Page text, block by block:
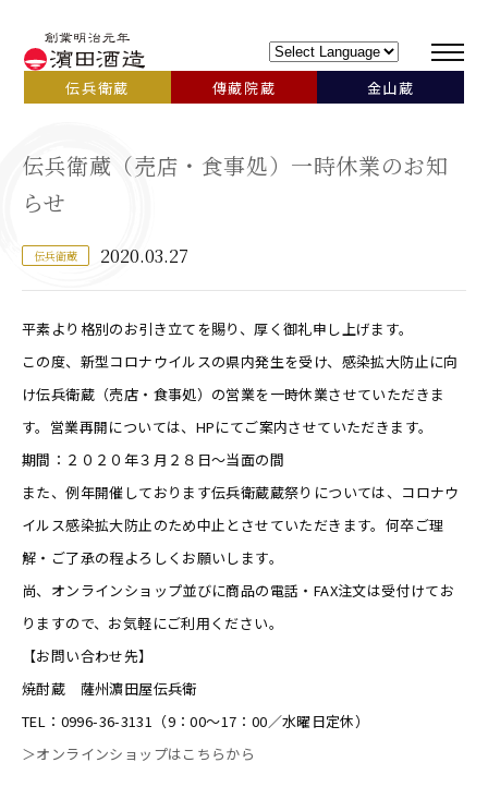
伝兵衛蔵 傳藏院蔵 金山蔵
伝兵衛蔵（売店・食事処）一時休業のお知
らせ
伝兵衛蔵 2020.03.27
平素より格別のお引き立てを賜り、厚く御礼申し上げます。
この度、新型コロナウイルスの県内発生を受け、感染拡大防止に向
け伝兵衛蔵（売店・食事処）の営業を一時休業させていただきま
す。営業再開については、HPにてご案内させていただきます。
期間：２０２０年３月２８日～当面の間
また、例年開催しております伝兵衛蔵蔵祭りについては、コロナウ
イルス感染拡大防止のため中止とさせていただきます。何卒ご理
解・ご了承の程よろしくお願いします。
尚、オンラインショップ並びに商品の電話・FAX注文は受付けてお
りますので、お気軽にご利用ください。
【お問い合わせ先】
焼酎蔵 薩州濵田屋伝兵衛
TEL：0996-36-3131（9：00～17：00／水曜日定休）
＞オンラインショップはこちらから